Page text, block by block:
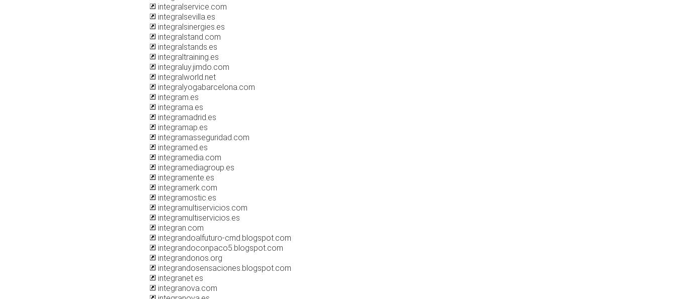
integralservice.com
integralsevilla.es
integralsinergies.es
integralstand.com
integralstands.es
integraltraining.es
integraluy.jimdo.com
integralworld.net
integralyogabarcelona.com
integram.es
integrama.es
integramadrid.es
integramap.es
integramasseguridad.com
integramed.es
integramedia.com
integramediagroup.es
integramente.es
integramerk.com
integramostic.es
integramultiservicios.com
integramultiservicios.es
integran.com
integrandoalfuturo-cmd.blogspot.com
integrandoconpaco5.blogspot.com
integrandonos.org
integrandosensaciones.blogspot.com
integranet.es
integranova.com